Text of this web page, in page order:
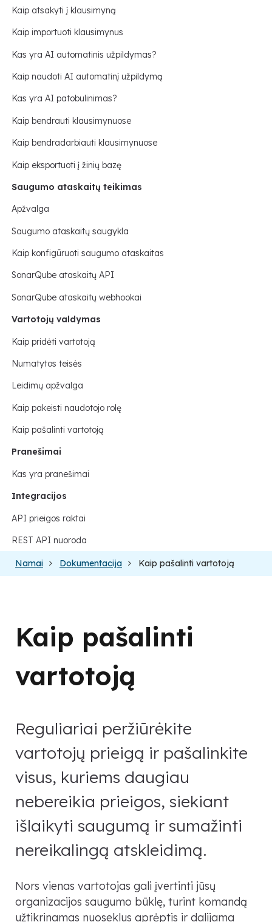
Kaip atsakyti į klausimyną
Kaip importuoti klausimynus
Kas yra AI automatinis užpildymas?
Kaip naudoti AI automatinį užpildymą
Kas yra AI patobulinimas?
Kaip bendrauti klausimynuose
Kaip bendradarbiauti klausimynuose
Kaip eksportuoti į žinių bazę
Saugumo ataskaitų teikimas
Apžvalga
Saugumo ataskaitų saugykla
Kaip konfigūruoti saugumo ataskaitas
SonarQube ataskaitų API
SonarQube ataskaitų webhookai
Vartotojų valdymas
Kaip pridėti vartotoją
Numatytos teisės
Leidimų apžvalga
Kaip pakeisti naudotojo rolę
Kaip pašalinti vartotoją
Pranešimai
Kas yra pranešimai
Integracijos
API prieigos raktai
REST API nuoroda
Namai Dokumentacija Kaip pašalinti vartotoją
Kaip pašalinti
vartotoją
Reguliariai peržiūrėkite
vartotojų prieigą ir pašalinkite
visus, kuriems daugiau
nebereikia prieigos, siekiant
išlaikyti saugumą ir sumažinti
nereikalingą atskleidimą.
Nors vienas vartotojas gali įvertinti jūsų
organizacijos saugumo būklę, turint komandą
užtikrinamas nuoseklus aprėptis ir dalijama